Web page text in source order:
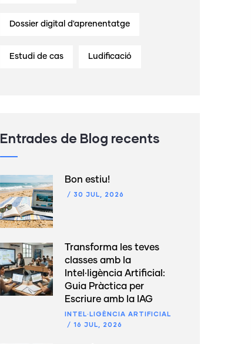
Dossier digital d'aprenentatge
Estudi de cas Ludificació
Entrades de Blog recents
Bon estiu!
/ 30 JUL, 2026
Transforma les teves
classes amb la
Intel·ligència Artificial:
Guia Pràctica per
Escriure amb la IAG
INTEL·LIGÈNCIA ARTIFICIAL
/ 16 JUL, 2026